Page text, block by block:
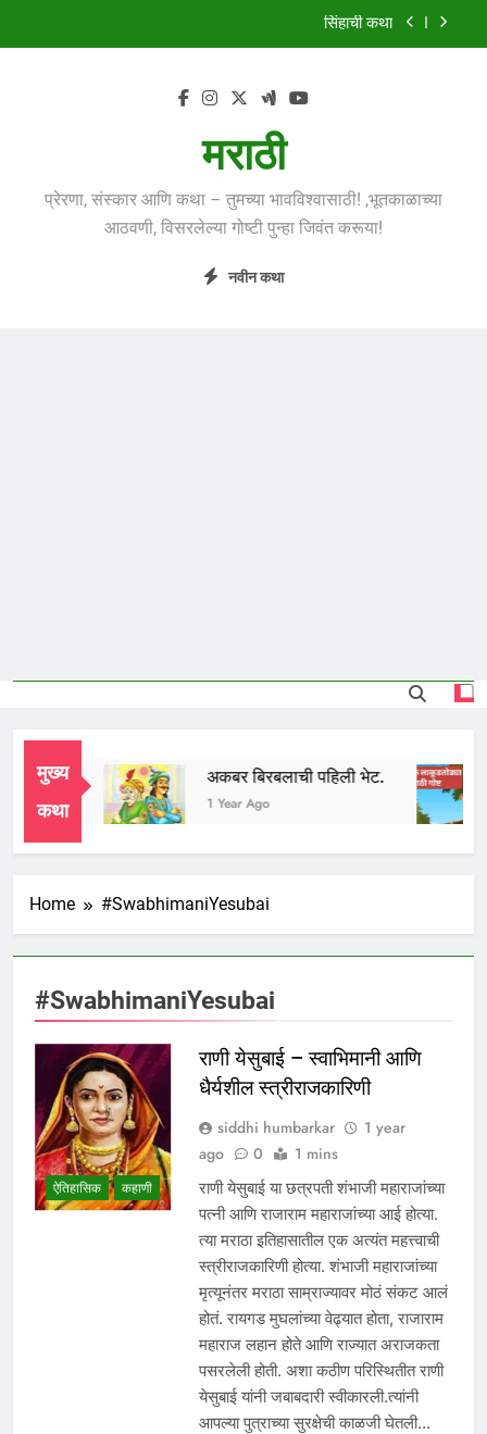
सिंहाची कथा
सिंहाची कथा
मराठी
प्रेरणा, संस्कार आणि कथा – तुमच्या भावविश्वासाठी! ,भूतकाळाच्या
आठवणी, विसरलेल्या गोष्टी पुन्हा जिवंत करूया!
नवीन कथा
मुख्य
कथा
भाई
Year Ago
अकबर बिरबलाची पहिली भेट.
1 Year Ago
Home #SwabhimaniYesubai
#SwabhimaniYesubai
ऐतिहासिक कहाणी
राणी येसुबाई – स्वाभिमानी आणि
धैर्यशील स्त्रीराजकारिणी
siddhi humbarkar
1 year
ago
0 1 mins
राणी येसुबाई या छत्रपती शंभाजी महाराजांच्या
पत्नी आणि राजाराम महाराजांच्या आई होत्या.
त्या मराठा इतिहासातील एक अत्यंत महत्त्वाची
स्त्रीराजकारिणी होत्या. शंभाजी महाराजांच्या
मृत्यूनंतर मराठा साम्राज्यावर मोठं संकट आलं
होतं. रायगड मुघलांच्या वेढ्यात होता, राजाराम
महाराज लहान होते आणि राज्यात अराजकता
पसरलेली होती. अशा कठीण परिस्थितीत राणी
येसुबाई यांनी जबाबदारी स्वीकारली.त्यांनी
आपल्या पुत्राच्या सुरक्षेची काळजी घेतली…